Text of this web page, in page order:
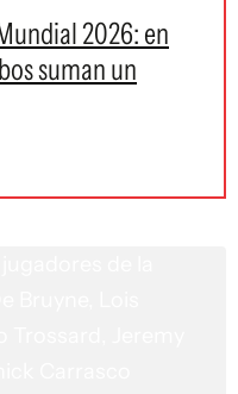
2026: en
suman un